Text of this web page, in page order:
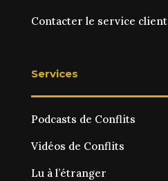
Contacter le service client
Services
Podcasts de Conflits
Vidéos de Conflits
Lu à l’étranger